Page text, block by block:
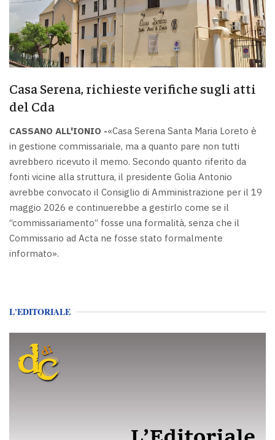
Casa Serena, richieste verifiche sugli atti
del Cda
CASSANO ALL'IONIO -«Casa Serena Santa Maria Loreto è
in gestione commissariale, ma a quanto pare non tutti
avrebbero ricevuto il memo. Secondo quanto riferito da
fonti vicine alla struttura, il presidente Golia Antonio
avrebbe convocato il Consiglio di Amministrazione per il 19
maggio 2026 e continuerebbe a gestirlo come se il
“commissariamento” fosse una formalità, senza che il
Commissario ad Acta ne fosse stato formalmente
informato».
L'EDITORIALE